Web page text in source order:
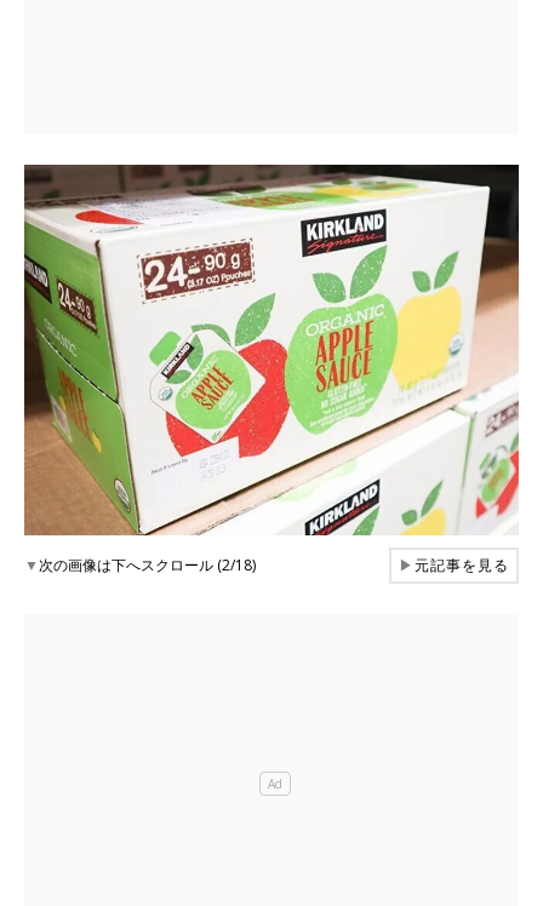
▼次の画像は下へスクロール (2/18) ▶元記事を見る